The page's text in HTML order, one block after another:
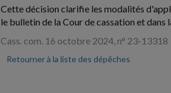
Cette décision clarifie les modalités
le bulletin de la Cour de cassation et
Cass. com. 16 octobre 2024, n° 23-13318
Retourner à la liste des dépêches